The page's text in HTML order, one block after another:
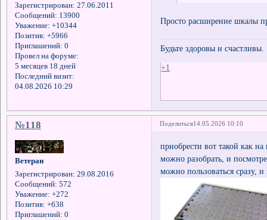
Зарегистрирован: 27.06.2011
Сообщений: 13900
Уважение: +10344
Позитив: +5966
Приглашений: 0
Провел на форуме:
5 месяцев 18 дней
Последний визит:
04.08.2026 10:29
Просто расширение шкалы
Будьте здоровы и счастливы.
+1
Поделиться14.05.2026 10:10
№118
Ветеран
Зарегистрирован: 29.08.2016
Сообщений: 572
Уважение: +272
Позитив: +638
Приглашений: 0
приобрести вот такой как
можно разобрать, и
можно пользоваться сразу,